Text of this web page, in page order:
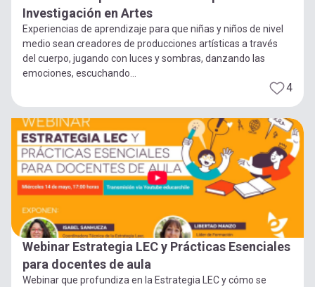
Investigación en Artes
Experiencias de aprendizaje para que niñas y niños de nivel
medio sean creadores de producciones artísticas a través
del cuerpo, jugando con luces y sombras, danzando las
emociones, escuchando...
4
Webinar Estrategia LEC y Prácticas Esenciales
para docentes de aula
Webinar que profundiza en la Estrategia LEC y cómo se